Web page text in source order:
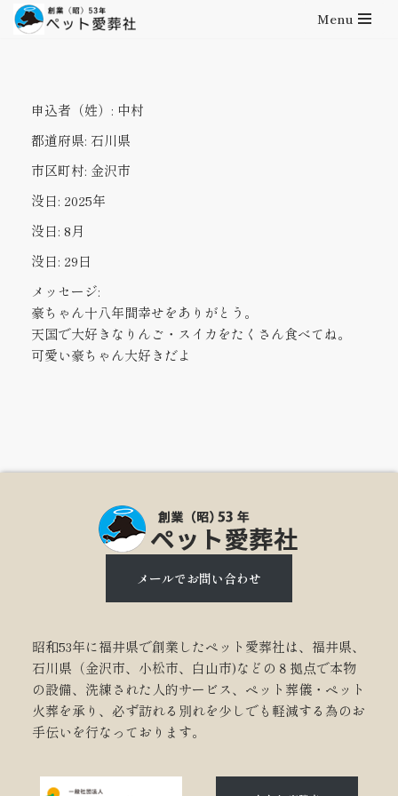
Menu
申込者（姓）: 中村
都道府県: 石川県
市区町村: 金沢市
没日: 2025年
没日: 8月
没日: 29日
メッセージ:
豪ちゃん十八年間幸せをありがとう。
天国で大好きなりんご・スイカをたくさん食べてね。
可愛い豪ちゃん大好きだよ
メールでお問い合わせ
昭和53年に福井県で創業したペット愛葬社は、福井県、
石川県（金沢市、小松市、白山市)などの８拠点で本物
の設備、洗練された人的サービス、ペット葬儀・ペット
火葬を承り、必ず訪れる別れを少しでも軽減する為のお
手伝いを行なっております。